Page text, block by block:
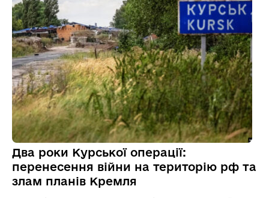
Два роки Курської операції:
перенесення війни на територію рф та
злам планів Кремля